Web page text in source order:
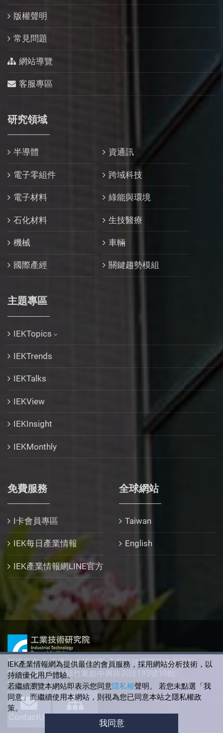
版權聲明
常見問題
網站導覽
客服專區
研究領域
半導體 資通訊
電子零組件 跨域科技
電子材料 綠能與環境
石化材料 生技醫療
機械 車輛
國際產經 關鍵趨勢模組
主題專區
IEKTopics
IEKTrends
IEKTalks
IEKView
IEKInsight
IEKMonthly
免費服務
I卡會員專區
IEK每日產業情報
IEK產業情報網LINE官方
全球網站
Taiwan
English
版權所有 © 工業技術研究院 產業科技國際策略發展所
310 臺灣新竹縣竹東鎮中興路四段195號10館
+886-3-5912340
ContactUs
IEK產業情報網為提供最佳的會員服務，採用網站分析技術，以
持續優化用戶體驗。
若繼續瀏覽本網站即表示您同意隱私權聲明。 若您未點選「我
同意」而繼續使用本網站，則視為您已同意本站之隱私權政
策。
我同意